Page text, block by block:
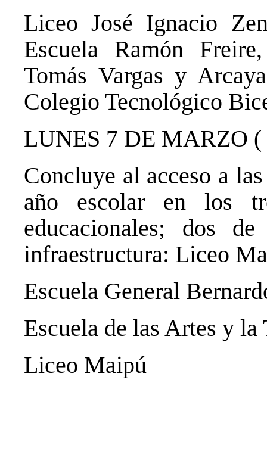
Liceo José Ignacio
Escuela Ramón
Tomás Vargas y
Colegio Tecnológico
LUNES 7 DE MARZO (
Concluye al acceso a
año escolar en los
educacionales; dos
infraestructura: Liceo
Escuela General
Escuela de las Artes y la
Liceo Maipú